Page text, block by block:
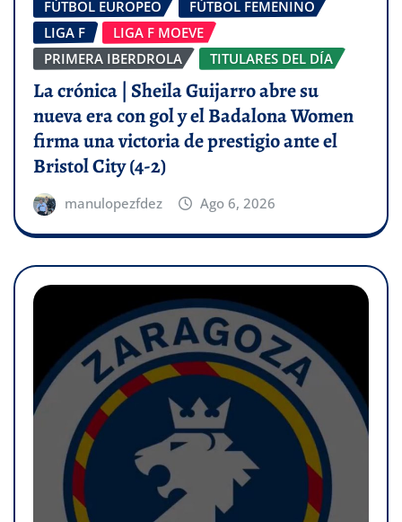
FÚTBOL EUROPEO
FÚTBOL FEMENINO
LIGA F
LIGA F MOEVE
PRIMERA IBERDROLA
TITULARES DEL DÍA
La crónica | Sheila Guijarro abre su
nueva era con gol y el Badalona Women
firma una victoria de prestigio ante el
Bristol City (4-2)
manulopezfdez Ago 6, 2026